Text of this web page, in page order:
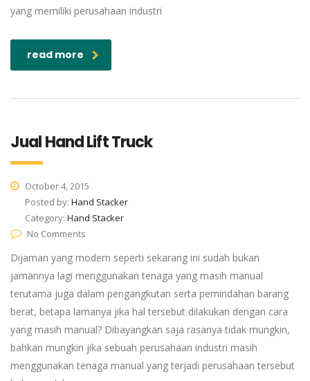
yang memiliki perusahaan industri
read more
Jual Hand Lift Truck
October 4, 2015
Posted by: Hand Stacker
Category: Hand Stacker
No Comments
Dijaman yang modern seperti sekarang ini sudah bukan
jamannya lagi menggunakan tenaga yang masih manual
terutama juga dalam pengangkutan serta pemindahan barang
berat, betapa lamanya jika hal tersebut dilakukan dengan cara
yang masih manual? Dibayangkan saja rasanya tidak mungkin,
bahkan mungkin jika sebuah perusahaan industri masih
menggunakan tenaga manual yang terjadi perusahaan tersebut